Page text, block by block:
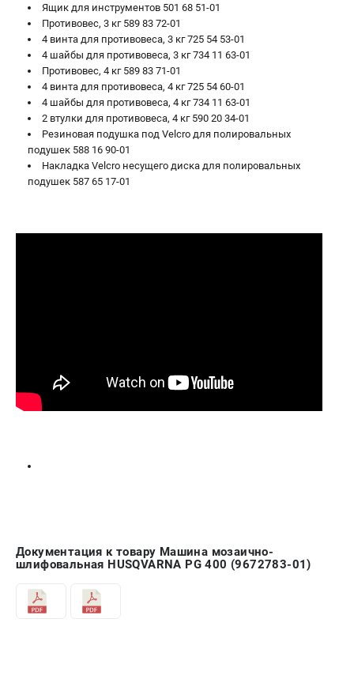
Ящик для инструментов 501 68 51-01
Противовес, 3 кг 589 83 72-01
4 винта для противовеса, 3 кг 725 54 53-01
4 шайбы для противовеса, 3 кг 734 11 63-01
Противовес, 4 кг 589 83 71-01
4 винта для противовеса, 4 кг 725 54 60-01
4 шайбы для противовеса, 4 кг 734 11 63-01
2 втулки для противовеса, 4 кг 590 20 34-01
Резиновая подушка под Velcro для полировальных
подушек 588 16 90-01
Накладка Velcro несущего диска для полировальных
подушек 587 65 17-01
Документация к товару Машина мозаично-
шлифовальная HUSQVARNA PG 400 (9672783-01)